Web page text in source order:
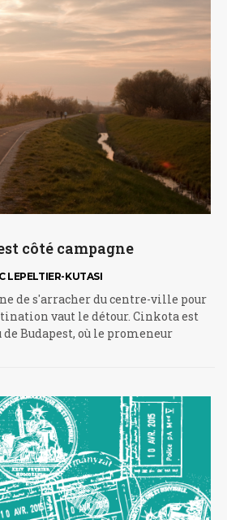
côté campagne
LEPELTIER-KUTASI
de s'arracher du centre-ville pour
vaut le détour. Cinkota est
Budapest, où le promeneur